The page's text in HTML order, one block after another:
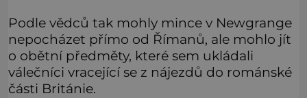
Podle vědců tak mohly mince v Newgrange
nepocházet přímo od Římanů, ale mohlo jít
o obětní předměty, které sem ukládali
válečníci vracející se z nájezdů do románské
části Británie.